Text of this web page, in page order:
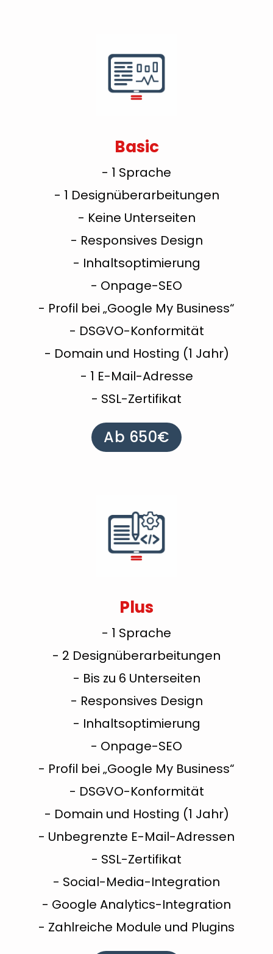
Basic
- 1 Sprache
- 1 Designüberarbeitungen
- Keine Unterseiten
- Responsives Design
- Inhaltsoptimierung
- Onpage-SEO
- Profil bei „Google My Business“
- DSGVO-Konformität
- Domain und Hosting (1 Jahr)
- 1 E-Mail-Adresse
- SSL-Zertifikat
Ab 650€
Plus
- 1 Sprache
- 2 Designüberarbeitungen
- Bis zu 6 Unterseiten
- Responsives Design
- Inhaltsoptimierung
- Onpage-SEO
- Profil bei „Google My Business“
- DSGVO-Konformität
- Domain und Hosting (1 Jahr)
- Unbegrenzte E-Mail-Adressen
- SSL-Zertifikat
- Social-Media-Integration
- Google Analytics-Integration
- Zahlreiche Module und Plugins